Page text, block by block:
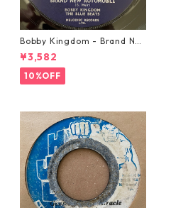
Bobby Kingdom - Brand Ne
w Automobile【7-20889】
¥3,582
10%OFF